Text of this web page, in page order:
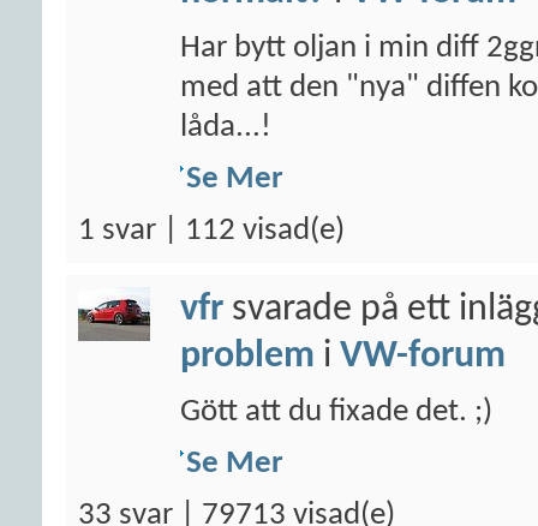
Har bytt oljan i min diff
med att den "nya" diffen
låda...!
Se Mer
1 svar | 112 visad(e)
vfr svarade på ett
problem i VW-forum
Gött att du fixade det. ;)
Se Mer
33 svar | 79713 visad(e)